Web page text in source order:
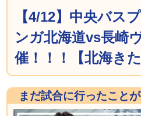
【4/12】中央バス
ンガ北海道vs長崎
催！！！【北海きた
まだ試合に行ったこと